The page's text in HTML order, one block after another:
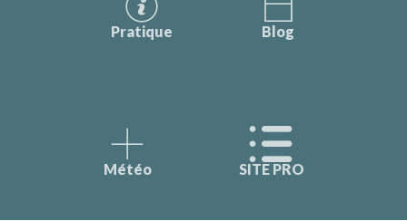
Pratique Blog
Météo SITE PRO